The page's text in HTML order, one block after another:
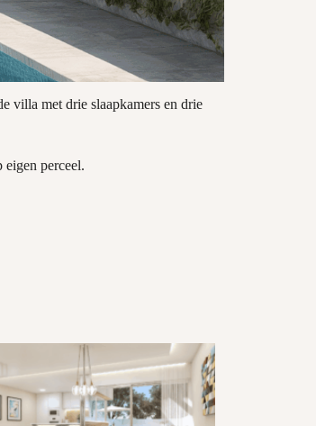
villa met drie slaapkamers en drie
perceel.